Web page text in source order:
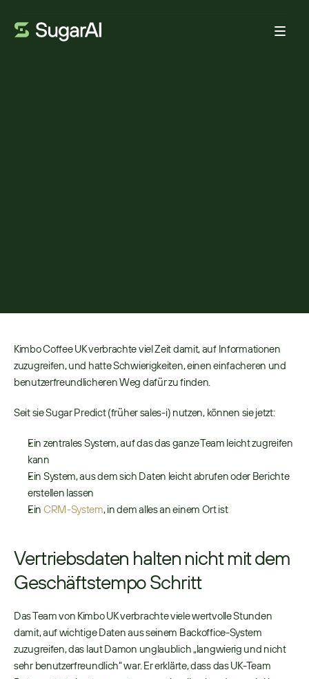
Kimbo Coffee UK verbrachte viel Zeit damit, auf Informationen
zuzugreifen, und hatte Schwierigkeiten, einen einfacheren und
benutzerfreundlicheren Weg dafür zu finden.
Seit sie Sugar Predict (früher sales-i) nutzen, können sie jetzt:
Ein zentrales System, auf das das ganze Team leicht zugreifen
kann
Ein System, aus dem sich Daten leicht abrufen oder Berichte
erstellen lassen
Ein CRM-System, in dem alles an einem Ort ist
Vertriebsdaten halten nicht mit dem
Geschäftstempo Schritt
Das Team von Kimbo UK verbrachte viele wertvolle Stunden
damit, auf wichtige Daten aus seinem Backoffice-System
zuzugreifen, das laut Damon unglaublich „langwierig und nicht
sehr benutzerfreundlich“ war. Er erklärte, dass das UK-Team